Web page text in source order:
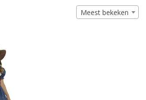
Meest bekeken